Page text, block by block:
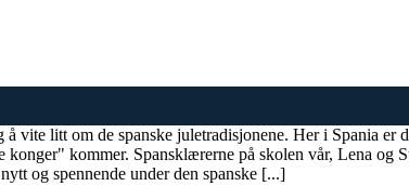
vite litt om de spanske juletradisjonene. Her i Spania er
kommer. Spansklærerne på skolen vår, Lena og
og spennende under den spanske [...]